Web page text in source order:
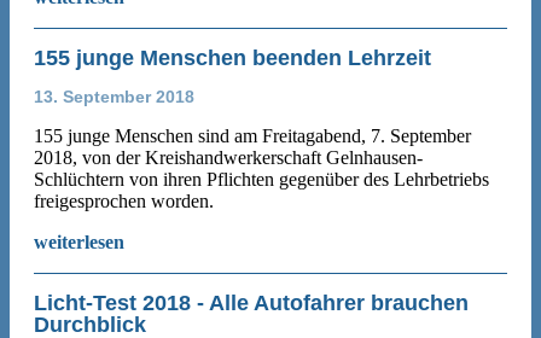
155 junge Menschen beenden Lehrzeit
13. September 2018
155 junge Menschen sind am Freitagabend, 7. September
2018, von der Kreishandwerkerschaft Gelnhausen-
Schlüchtern von ihren Pflichten gegenüber des Lehrbetriebs
freigesprochen worden.
weiterlesen
Licht-Test 2018 - Alle Autofahrer brauchen
Durchblick